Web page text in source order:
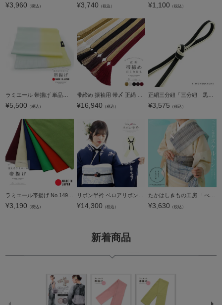
¥3,960 （税込） ¥3,740 （税込） ¥1,100 （税込）
¥5,500 （税込） ¥16,940 （税込）
正絹三分紐「三分紐 黒×白」帯締め 組紐 洒落小物 【メール便対応可】＜H＞
¥3,575 （税込）
¥3,190 （税込） ¥14,300 （税込）
たかはしきもの工房 「べっぴん帯板 スケルトン」 和装肌着 腰骨にあたらない 透明 夏帯用 帯板 レディース 日本製 着物用肌着 下着 着付け 着物 【メール便不可】＜H＞
¥3,630 （税込）
新着商品